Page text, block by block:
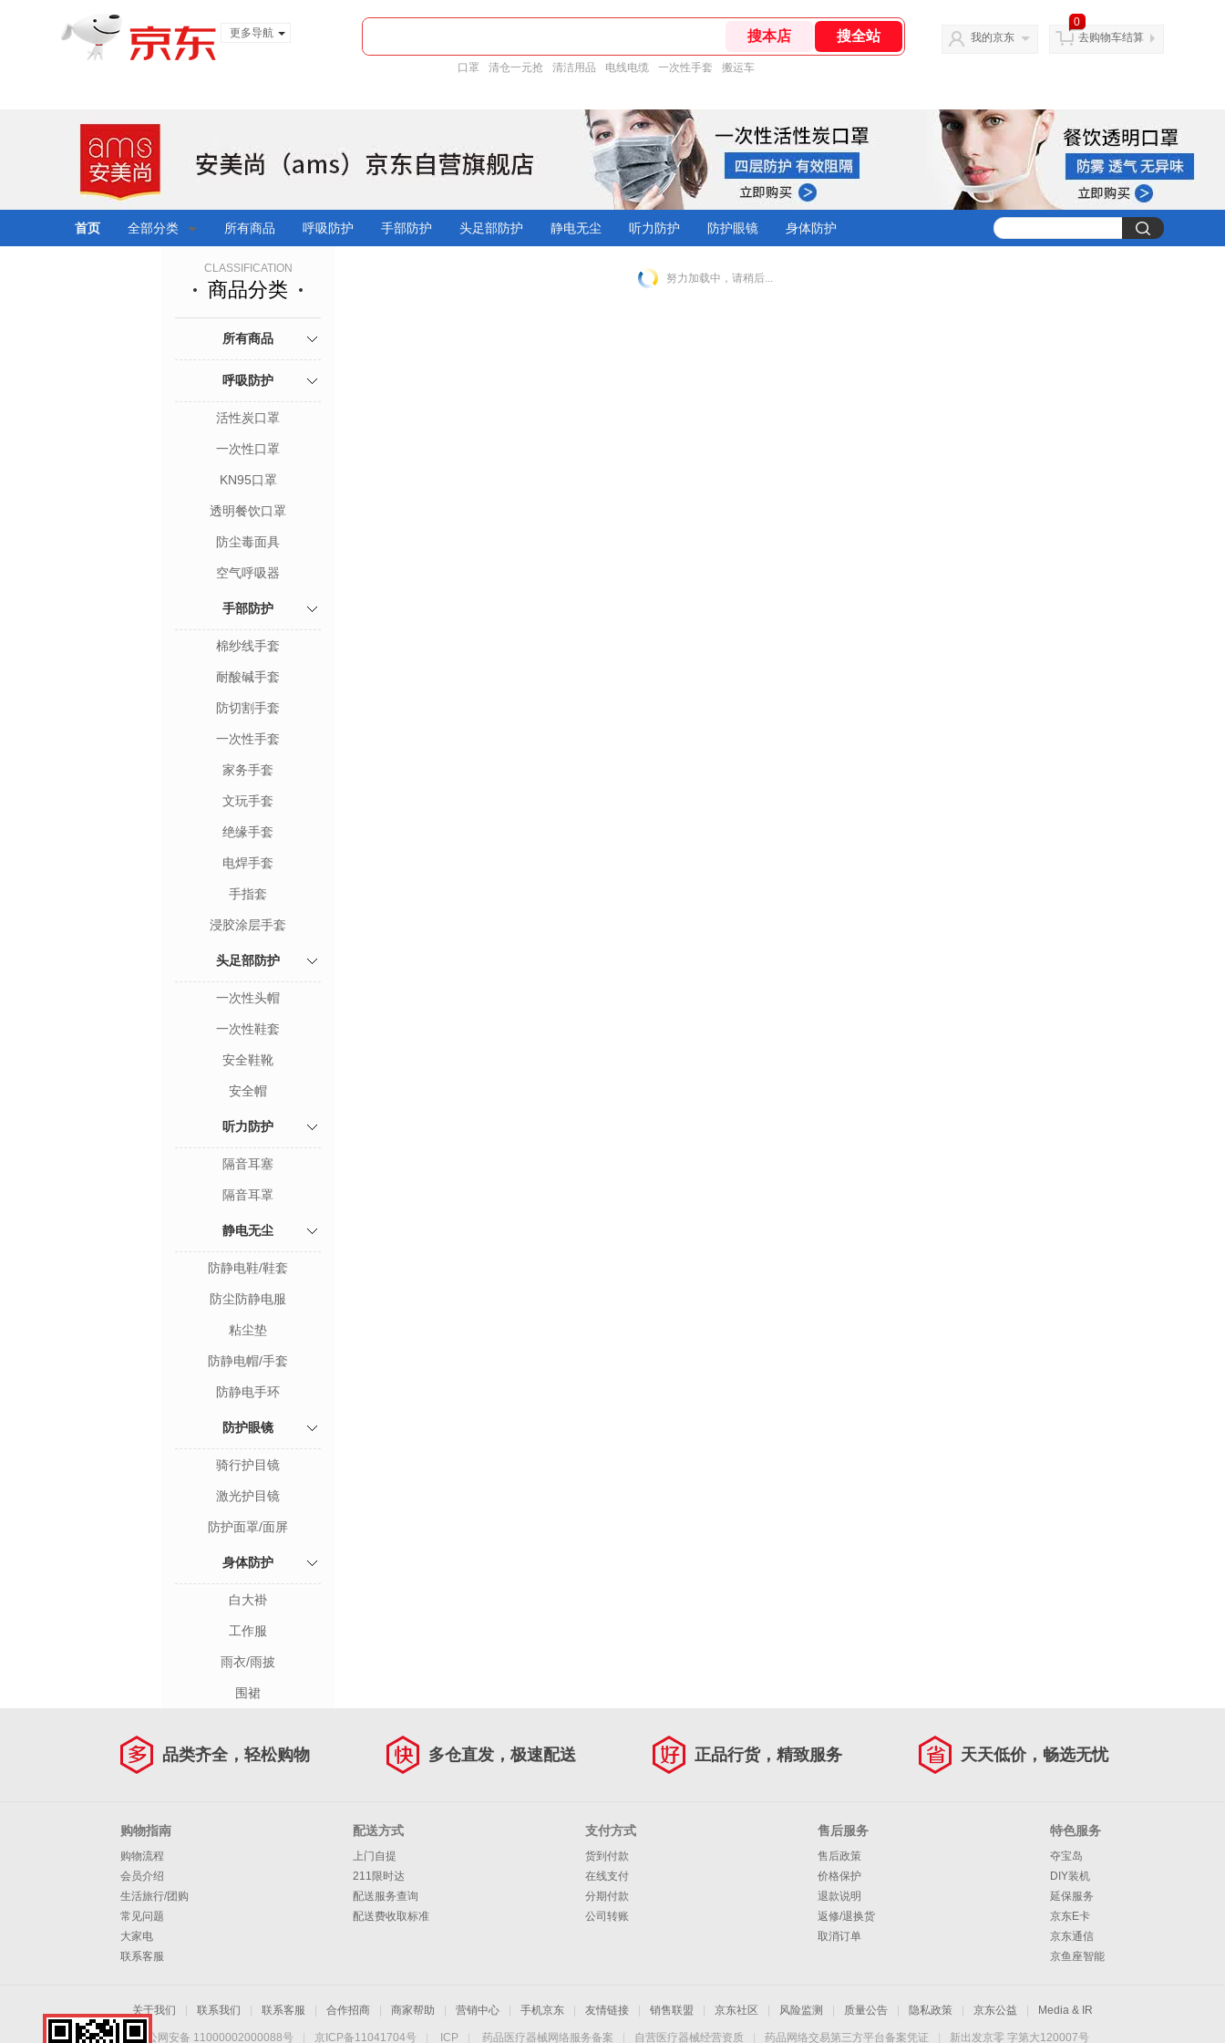
更多导航
口罩 清仓一元抢 清洁用品 电线电缆 一次性手套 搬运车
我的京东
0
去购物车结算
首页 全部分类 所有商品 呼吸防护 手部防护 头足部防护 静电无尘 听力防护 防护眼镜 身体防护
CLASSIFICATION
商品分类
所有商品
呼吸防护
活性炭口罩
一次性口罩
KN95口罩
透明餐饮口罩
防尘毒面具
空气呼吸器
手部防护
棉纱线手套
耐酸碱手套
防切割手套
一次性手套
家务手套
文玩手套
绝缘手套
电焊手套
手指套
浸胶涂层手套
头足部防护
一次性头帽
一次性鞋套
安全鞋靴
安全帽
听力防护
隔音耳塞
隔音耳罩
静电无尘
防静电鞋/鞋套
防尘防静电服
粘尘垫
防静电帽/手套
防静电手环
防护眼镜
骑行护目镜
激光护目镜
防护面罩/面屏
身体防护
白大褂
工作服
雨衣/雨披
围裙
努力加载中，请稍后...
品类齐全，轻松购物 多仓直发，极速配送 正品行货，精致服务 天天低价，畅选无忧
购物指南
购物流程
会员介绍
生活旅行/团购
常见问题
大家电
联系客服
配送方式
上门自提
211限时达
配送服务查询
配送费收取标准
支付方式
货到付款
在线支付
分期付款
公司转账
售后服务
售后政策
价格保护
退款说明
返修/退换货
取消订单
特色服务
夺宝岛
DIY装机
延保服务
京东E卡
京东通信
京鱼座智能
关于我们 联系我们 联系客服 合作招商 商家帮助 营销中心 手机京东 友情链接 销售联盟 京东社区 风险监测 质量公告 隐私政策 京东公益 Media & IR
京公网安备 11000002000088号 京ICP备11041704号 ICP 药品医疗器械网络服务备案 自营医疗器械经营资质 药品网络交易第三方平台备案凭证 新出发京零 字第大120007号